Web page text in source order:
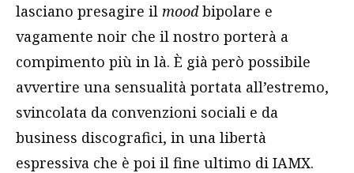
lasciano presagire il moodbipolare e
vagamente noir che il nostro porterà a
compimento più in là. È già però possibile
avvertire una sensualità portata all’estremo,
svincolata da convenzioni sociali e da
business discografici, in una libertà
espressiva che è poi il fine ultimo di IAMX.